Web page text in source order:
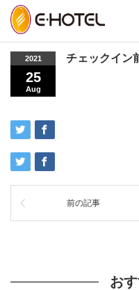
Home チェックイン前に
2021
25
Aug
チェックイン
前の記事
お